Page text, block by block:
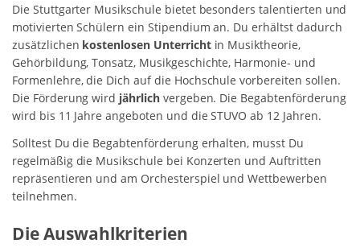
Die Stuttgarter Musikschule bietet besonders talentierten und
motivierten Schülern ein Stipendium an. Du erhältst dadurch
zusätzlichen kostenlosen Unterrichtin Musiktheorie,
Gehörbildung, Tonsatz, Musikgeschichte, Harmonie- und
Formenlehre, die Dich auf die Hochschule vorbereiten sollen.
Die Förderung wird jährlichvergeben. Die Begabtenförderung
wird bis 11 Jahre angeboten und die STUVO ab 12 Jahren.
Solltest Du die Begabtenförderung erhalten, musst Du
regelmäßig die Musikschule bei Konzerten und Auftritten
repräsentieren und am Orchesterspiel und Wettbewerben
teilnehmen.
Die Auswahlkriterien